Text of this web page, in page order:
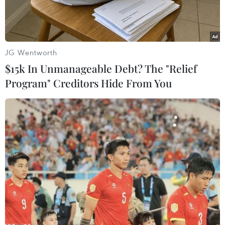
Cử tri Mỹ tới điểm bầu cử ở Kernersville, North Carolina ngày
8/11. (Nguồn: AFP/TTXVN)
Rạng sáng 9/11 theo giờ Việt Nam, Ủy ban Bầu
cử Hạt Durham đã nhận được yêu cầu từ bang
North Carolina về việc gia hạn thời gian bầu cử
tại đây thêm 90 phút do những trục trặc về kỹ
JG Wentworth
$15k In Unmanageable Debt? The "Relief
Program" Creditors Hide From You